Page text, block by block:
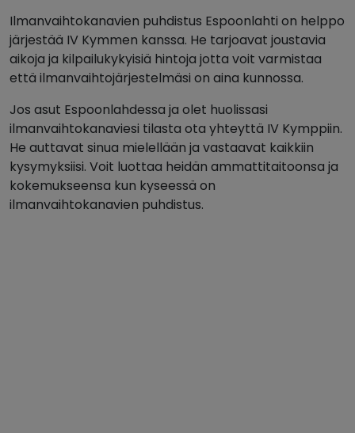
Ilmanvaihtokanavien puhdistus Espoonlahti on helppo
järjestää IV Kymmen kanssa. He tarjoavat joustavia
aikoja ja kilpailukykyisiä hintoja jotta voit varmistaa
että ilmanvaihtojärjestelmäsi on aina kunnossa.
Jos asut Espoonlahdessa ja olet huolissasi
ilmanvaihtokanaviesi tilasta ota yhteyttä IV Kymppiin.
He auttavat sinua mielellään ja vastaavat kaikkiin
kysymyksiisi. Voit luottaa heidän ammattitaitoonsa ja
kokemukseensa kun kyseessä on
ilmanvaihtokanavien puhdistus.